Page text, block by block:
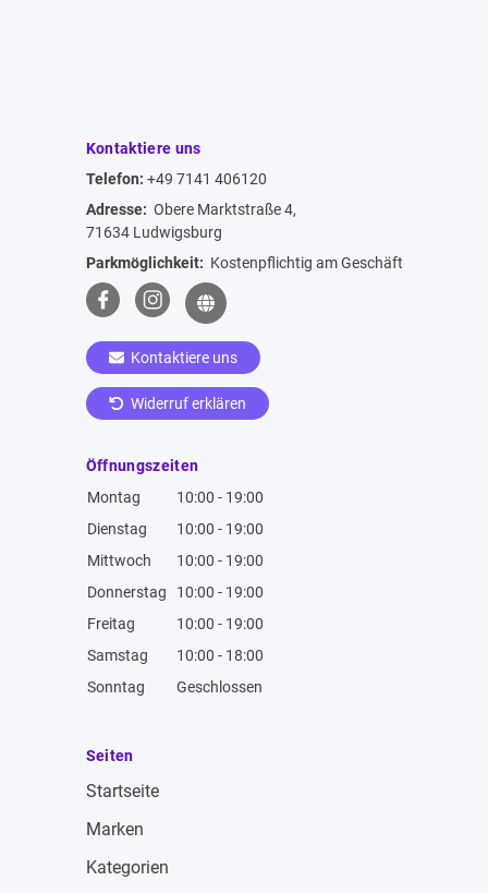
Kontaktiere uns
Telefon: +49 7141 406120
Adresse: Obere Marktstraße 4,
71634 Ludwigsburg
Parkmöglichkeit: Kostenpflichtig am Geschäft
Kontaktiere uns
Widerruf erklären
Öffnungszeiten
Montag
10:00 - 19:00
Dienstag
10:00 - 19:00
Mittwoch
10:00 - 19:00
Donnerstag
10:00 - 19:00
Freitag
10:00 - 19:00
Samstag
10:00 - 18:00
Sonntag
Geschlossen
Seiten
Startseite
Marken
Kategorien